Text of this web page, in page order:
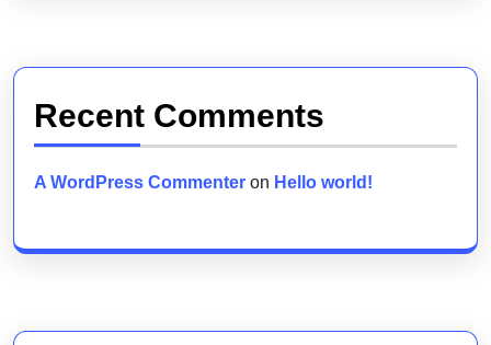
Recent Comments
A WordPress Commenter on Hello world!